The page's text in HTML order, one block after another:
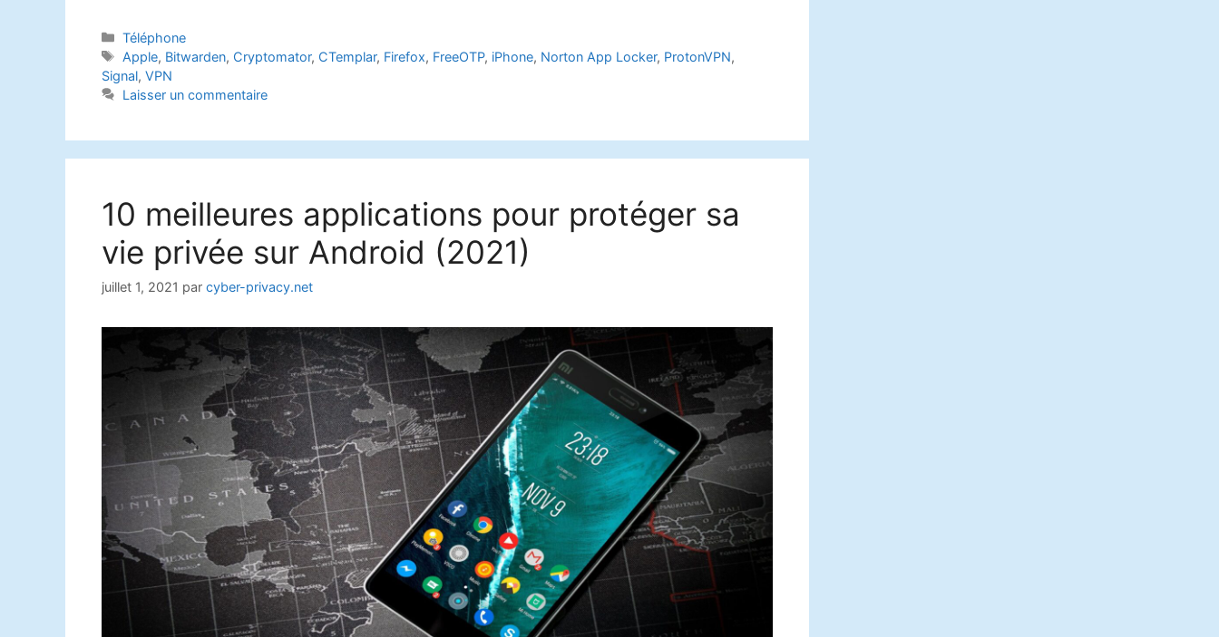
Catégories
Téléphone
Étiquettes
Apple, Bitwarden, Cryptomator, CTemplar, Firefox, FreeOTP, iPhone, Norton App Locker, ProtonVPN,
Signal, VPN
Laisser un commentaire
10 meilleures applications pour protéger sa
vie privée sur Android (2021)
juillet 1, 2021 par cyber-privacy.net